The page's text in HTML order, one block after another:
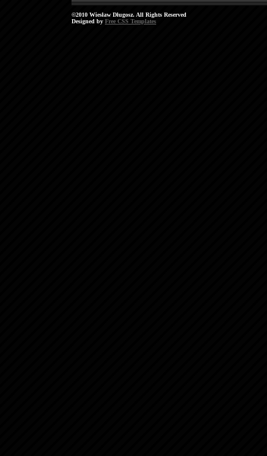
©2010 Wiesław Długosz. All Rights Reserved
Designed by Free CSS Templates